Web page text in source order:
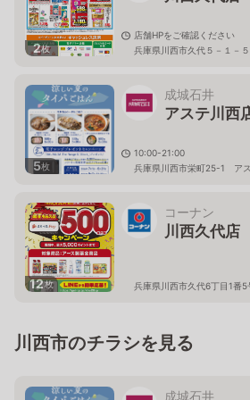
2枚
店舗HPをご確認ください
兵庫県川西市久代５－１－５
5枚
成城石井
アステ川西
10:00-21:00
兵庫県川西市栄町25-1 ア
12枚
コーナン
川西久代店
兵庫県川西市久代6丁目1番5
川西市のチラシを見る
成城石井